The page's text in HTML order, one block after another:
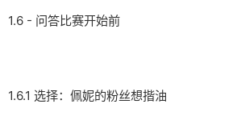
1.6 - 问答比赛开始前
1.6.1 选择：佩妮的粉丝想揩油